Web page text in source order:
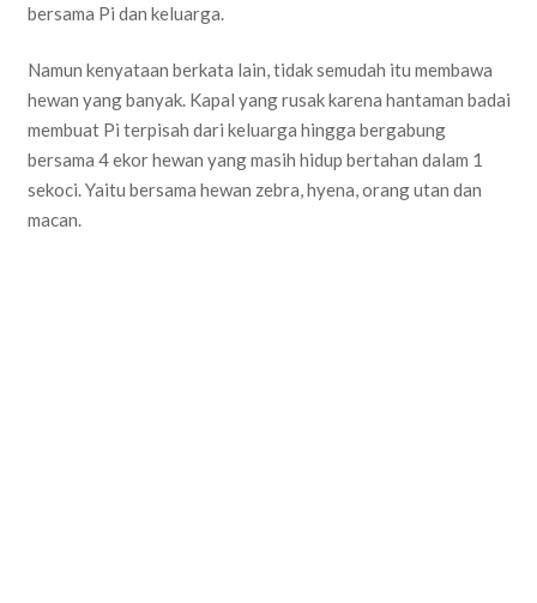
bersama Pi dan keluarga.
Namun kenyataan berkata lain, tidak semudah itu membawa
hewan yang banyak. Kapal yang rusak karena hantaman badai
membuat Pi terpisah dari keluarga hingga bergabung
bersama 4 ekor hewan yang masih hidup bertahan dalam 1
sekoci. Yaitu bersama hewan zebra, hyena, orang utan dan
macan.